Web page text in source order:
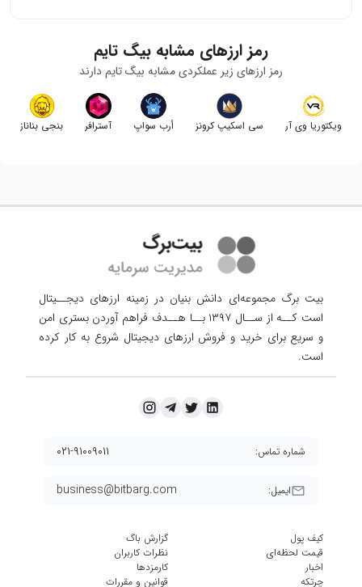
رمز ارزهای مشابه بیگ تایم
رمز ارزهای زیر عملکردی مشابه بیگ تایمدارند
ویکتوریا وی آر سی اسکیپ کرونز أرب سواپ آسترافر بنجی بناناز
بیت برگ مجموعه‌ای دانش بنیان در زمینه ارزهای دیجــیتال
است کــه از ســال ۱۳۹۷ بــا هــدف فراهم آوردن
بستری امن
و سریع برای خرید و فروش ارزهای دیجیتال شروع به کار کرده
است.
ایمیل: business@bitbarg.com
شماره تماس: ۰۲۱-۹۱۰۰۹۰۱۱
کیف پول
قیمت لحظه‌ای
اخبار
چرتکه
گزارش باگ
نظرات کاربران
کارمزد‌ها
قوانین و مقررات